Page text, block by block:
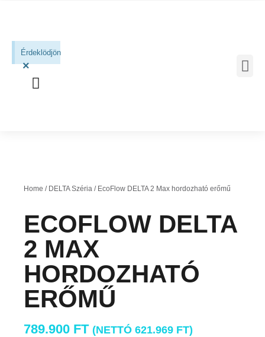
Érdeklödjön
×
Home / DELTA Széria / EcoFlow DELTA 2 Max hordozható erőmű
ECOFLOW DELTA
2 MAX
HORDOZHATÓ
ERŐMŰ
789.900 FT (NETTÓ 621.969 FT)